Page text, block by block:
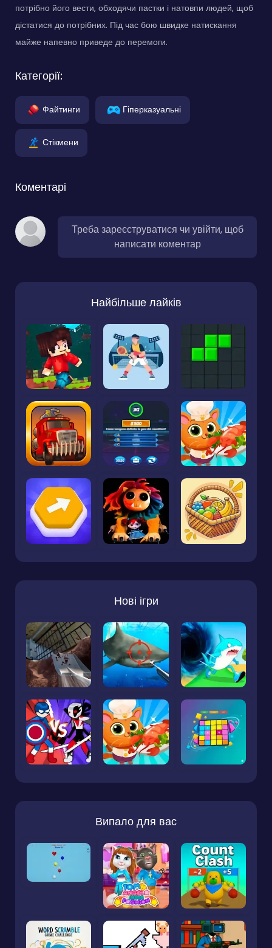
потрібно його вести, обходячи пастки і натовпи людей, щоб
дістатися до потрібних. Під час бою швидке натискання
майже напевно приведе до перемоги.
Категорії:
Файтинги Гіперказуальні
Стікмени
Коментарі
Треба зареєструватися чи увійти, щоб
написати коментар
Найбільше лайків
Нові ігри
Випало для вас